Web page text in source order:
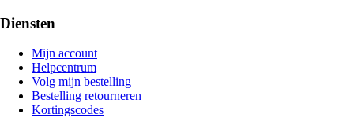
Diensten
Mijn account
Helpcentrum
Volg mijn bestelling
Bestelling retourneren
Kortingscodes